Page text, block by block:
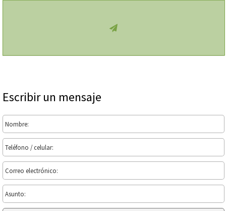
Escribir un mensaje